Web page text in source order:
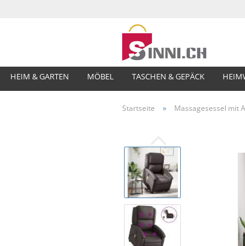
HEIM & GARTEN MÖBEL TASCHEN & GEPÄCK
Startseite »
Massagesessel mit